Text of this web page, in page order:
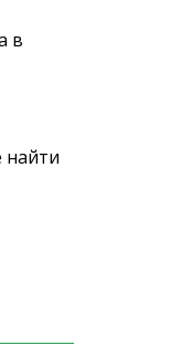
в
найти